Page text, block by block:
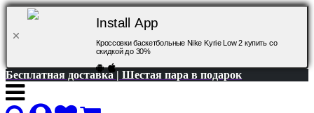
Install App
Кроссовки баскетбольные Nike Kyrie Low 2 купить со
скидкой до 30%
Бесплатная доставка | Шестая пара в подарок